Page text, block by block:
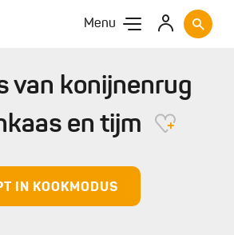
Menu
van konijnenrug
en tijm
IN KOOKMODUS